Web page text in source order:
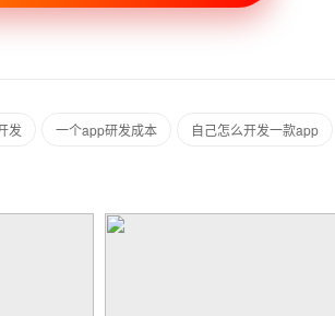
发 一个app研发成本 自己怎么开发一款app